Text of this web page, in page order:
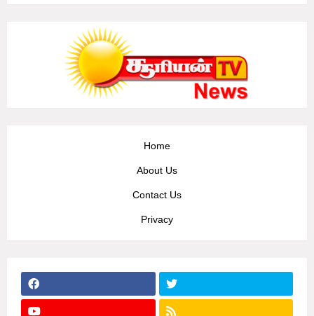
Home
About Us
Contact Us
Privacy